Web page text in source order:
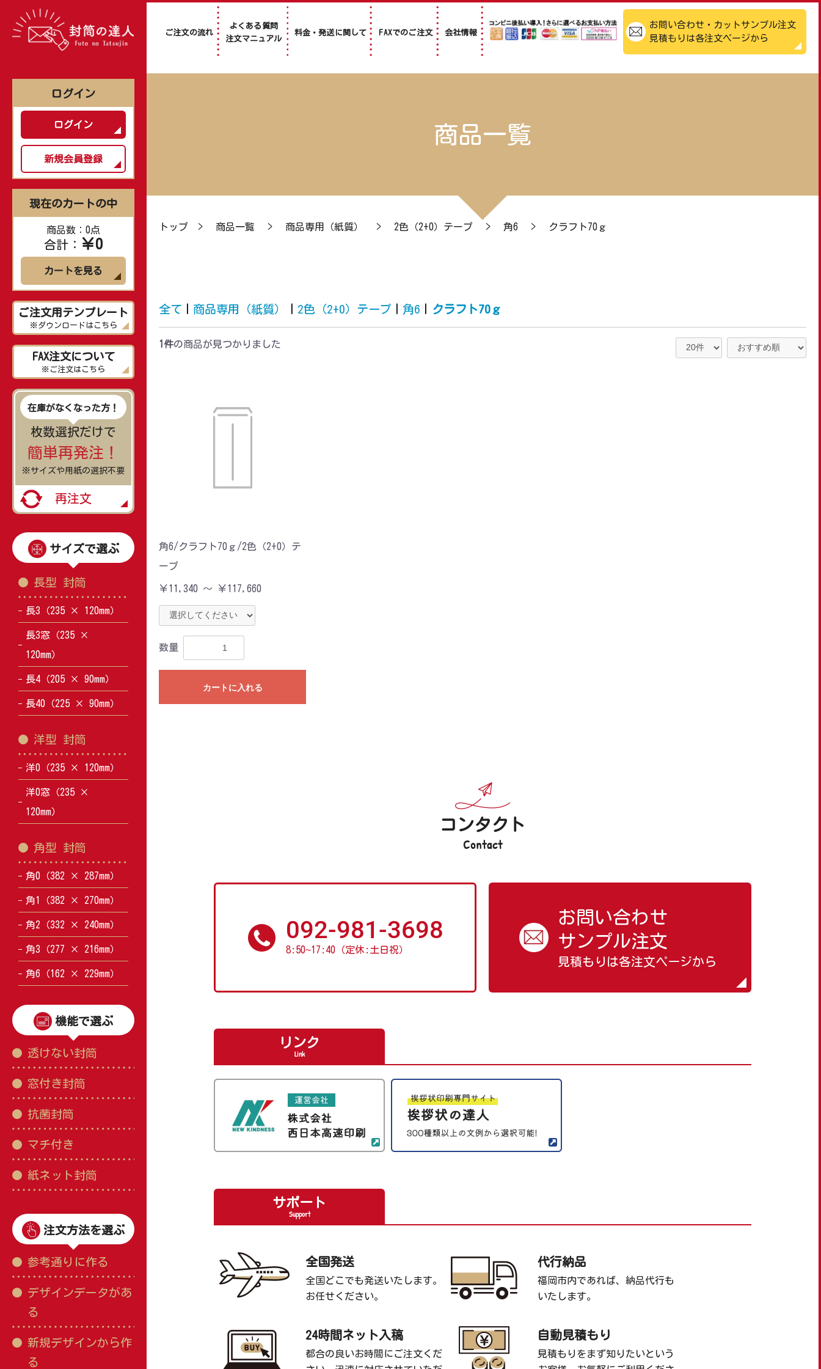
ご注文の流れ
よくある質問
注文マニュアル
料金・発送に関して FAXでのご注文 会社情報
お問い合わせ・カットサンプル注文
見積もりは各注文ページから
ログイン
ログイン
新規会員登録
現在のカートの中
商品数：0点
合計： ￥0
カートを見る
ご注文用テンプレート
※ダウンロードはこちら
FAX注文について
※ご注文はこちら
在庫がなくなった方！
枚数選択だけで
簡単再発注！
※サイズや用紙の選択不要
再注文
サイズで選ぶ
長型 封筒
長3（235 × 120mm）
長3窓（235 ×
120mm）
長4（205 × 90mm）
長40（225 × 90mm）
洋型 封筒
洋0（235 × 120mm）
洋0窓（235 ×
120mm）
角型 封筒
角0（382 × 287mm）
角1（382 × 270mm）
角2（332 × 240mm）
角3（277 × 216mm）
角6（162 × 229mm）
機能で選ぶ
透けない封筒
窓付き封筒
抗菌封筒
マチ付き
紙ネット封筒
注文方法を選ぶ
参考通りに作る
デザインデータがあ
る
新規デザインから作
る
商品一覧
トップ > 商品一覧 > 商品専用（紙質） > 2色（2+0）テープ > 角6 > クラフト70ｇ
全て 商品専用（紙質） 2色（2+0）テープ 角6 クラフト70ｇ
1件の商品が見つかりました
角6/クラフト70ｇ/2色（2+0）テ
ープ
￥11,340 ～ ￥117,660
数量
カートに入れる
コンタクト
Contact
092-981-3698
8:50~17:40（定休:土日祝）
お問い合わせ
サンプル注文
見積もりは各注文ページから
リンク
Link
サポート
Support
全国発送
全国どこでも発送いたします。
お任せください。
代行納品
福岡市内であれば、納品代行も
いたします。
24時間ネット入稿
都合の良いお時間にご注文くだ
自動見積もり
見積もりをまず知りたいという